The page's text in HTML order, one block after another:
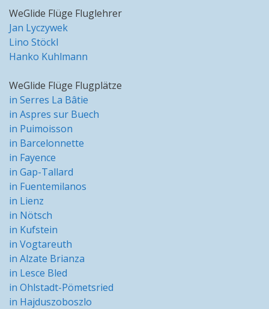
WeGlide Flüge Fluglehrer
Jan Lyczywek
Lino Stöckl
Hanko Kuhlmann
WeGlide Flüge Flugplätze
in Serres La Bâtie
in Aspres sur Buech
in Puimoisson
in Barcelonnette
in Fayence
in Gap-Tallard
in Fuentemilanos
in Lienz
in Nötsch
in Kufstein
in Vogtareuth
in Alzate Brianza
in Lesce Bled
in Ohlstadt-Pömetsried
in Hajduszoboszlo